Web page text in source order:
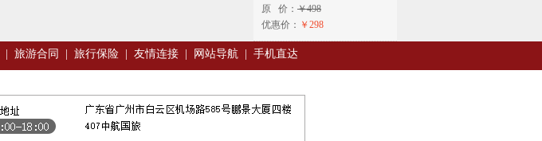
原 价： ￥498
优惠价： ￥298
旅游合同 旅行保险 友情连接 网站导航 手机直达